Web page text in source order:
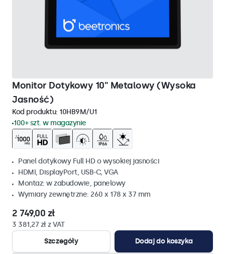
Monitor Dotykowy 10" Metalowy (Wysoka
Jasność)
Kod produktu: 10HB9M/U1
100+ szt. w magazynie
Panel dotykowy Full HD o wysokiej jasności
HDMI, DisplayPort, USB-C, VGA
Montaz: w zabudowie, panelowy
Wymiary zewnętrzne: 260 x 178 x 37 mm
2 749,00 zł
3 381,27 zł z VAT
Szczegóły
Dodaj do koszyka